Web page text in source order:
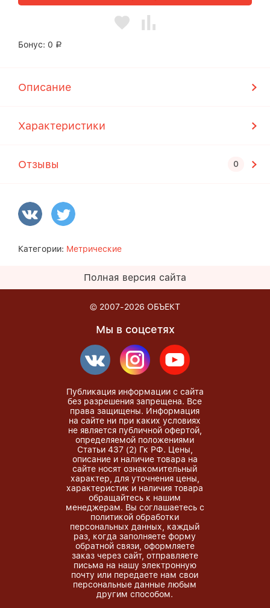
Бонус: 0 Р
Описание
Характеристики
Отзывы
Категории: Метрические
Полная версия сайта
© 2007-2026 ОБЪЕКТ
Мы в соцсетях
Публикация информации с сайта
без разрешения запрещена. Все
права защищены. Информация
на сайте ни при каких условиях
не является публичной офертой,
определяемой положениями
Статьи 437 (2) Гк РФ. Цены,
описание и наличие товара на
сайте носят ознакомительный
характер, для уточнения цены,
характеристик и наличия товара
обращайтесь к нашим
менеджерам. Вы соглашаетесь с
политикой обработки
персональных данных, каждый
раз, когда заполняете форму
обратной связи, оформляете
заказ через сайт, отправляете
письма на нашу электронную
почту или передаете нам свои
персональные данные любым
другим способом.